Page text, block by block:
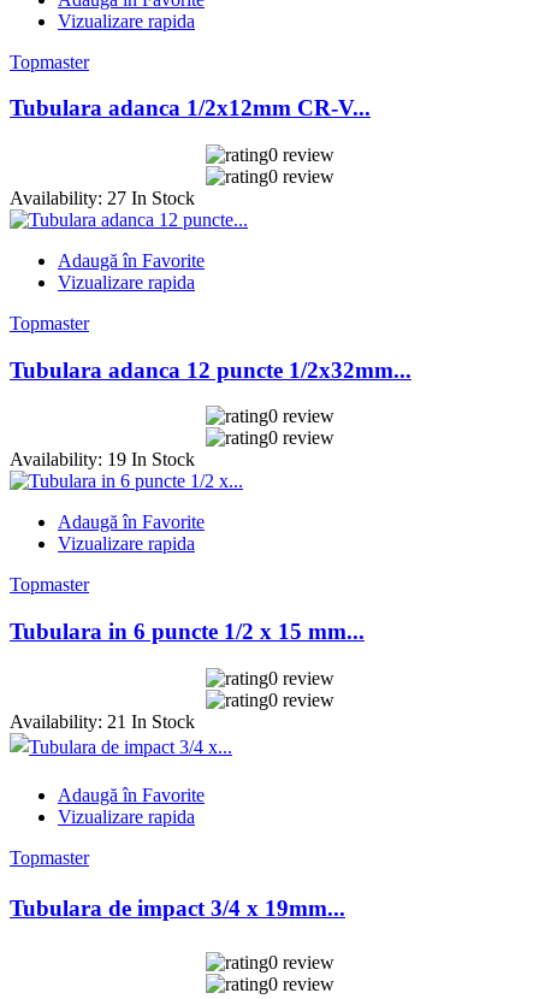
Vizualizare rapida
Topmaster
Tubulara adanca 1/2x12mm CR-V...
0 review
0 review
Availability: 27 In Stock
Adaugă în Favorite
Vizualizare rapida
Topmaster
Tubulara adanca 12 puncte 1/2x32mm...
0 review
0 review
Availability: 19 In Stock
Adaugă în Favorite
Vizualizare rapida
Topmaster
Tubulara in 6 puncte 1/2 x 15 mm...
0 review
0 review
Availability: 21 In Stock
Adaugă în Favorite
Vizualizare rapida
Topmaster
Tubulara de impact 3/4 x 19mm...
0 review
0 review